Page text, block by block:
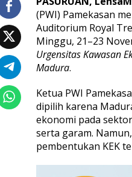
a
u
-
G
r
m
d
a
n
B
e
(PWI) Pamekasan
Auditorium Royal
Minggu, 21–23
Urgensitas Kawasan
Madura.
Ketua PWI
dipilih karena
ekonomi pada
serta garam.
pembentukan KEK